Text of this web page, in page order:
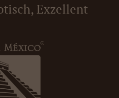
Exzellent